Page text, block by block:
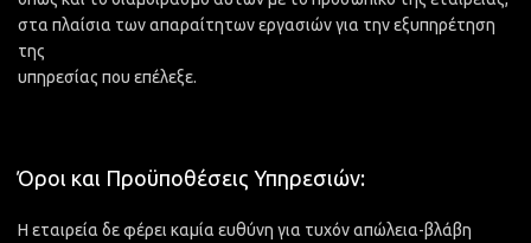
στα πλαίσια των απαραίτητων εργασιών για την εξυπηρέτηση
της
υπηρεσίας που επέλεξε.
Όροι και Προϋποθέσεις Υπηρεσιών:
Η εταιρεία δε φέρει καμία ευθύνη για τυχόν απώλεια-βλάβη